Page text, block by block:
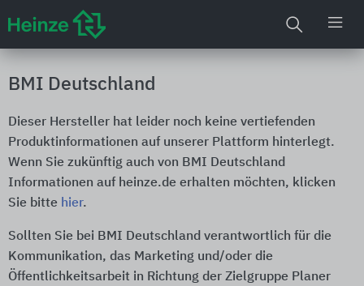
BMI Deutschland
Dieser Hersteller hat leider noch keine vertiefenden
Produktinformationen auf unserer Plattform hinterlegt.
Wenn Sie zukünftig auch von BMI Deutschland
Informationen auf heinze.de erhalten möchten, klicken
Sie bitte hier.
Sollten Sie bei BMI Deutschland verantwortlich für die
Kommunikation, das Marketing und/oder die
Öffentlichkeitsarbeit in Richtung der Zielgruppe Planer